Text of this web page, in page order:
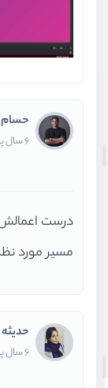
6 سال پیش
درست
مسیر مورد
6 سال پیش